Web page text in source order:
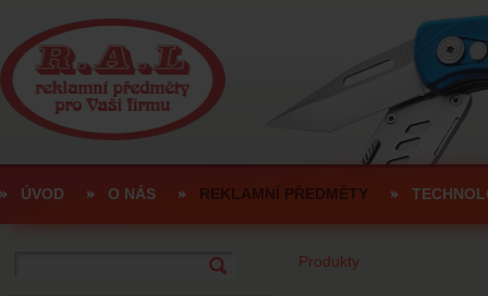
ÚVOD O NÁS REKLAMNÍ PŘEDMĚTY
Produkty